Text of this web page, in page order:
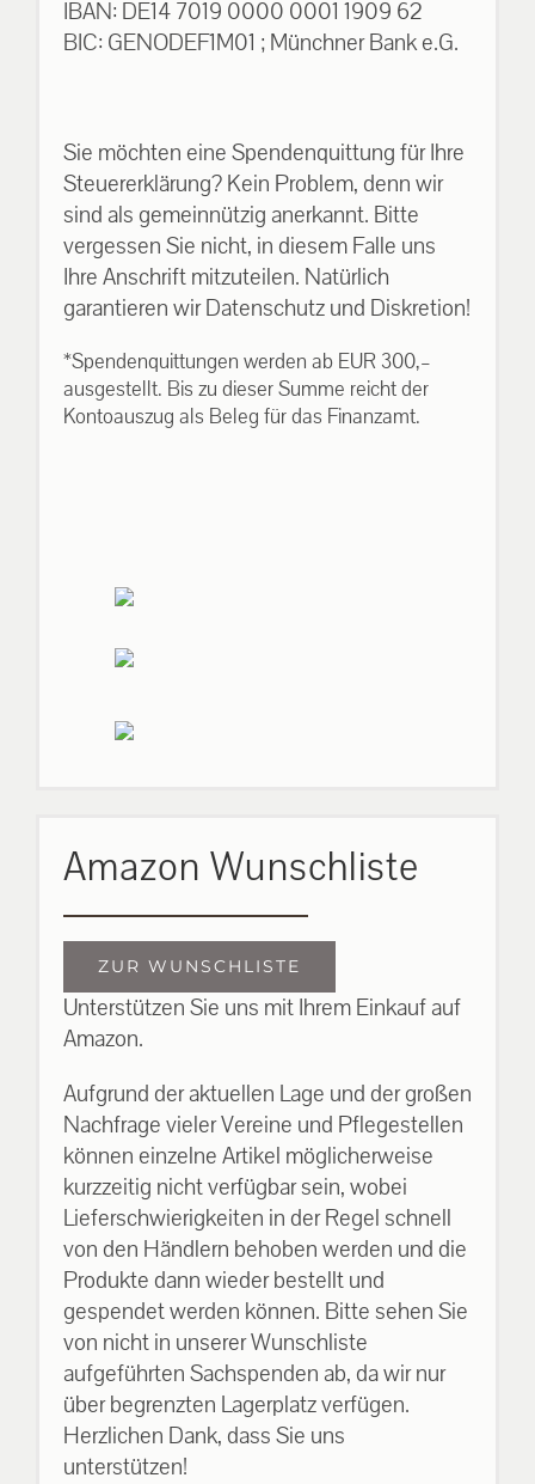
IBAN: DE14 7019 0000 0001 1909 62
BIC: GENODEF1M01 ; Münchner Bank e.G.
Sie möchten eine Spendenquittung für Ihre
Steuererklärung? Kein Problem, denn wir
sind als gemeinnützig anerkannt. Bitte
vergessen Sie nicht, in diesem Falle uns
Ihre Anschrift mitzuteilen. Natürlich
garantieren wir Datenschutz und Diskretion!
*Spendenquittungen werden ab EUR 300,–
ausgestellt. Bis zu dieser Summe reicht der
Kontoauszug als Beleg für das Finanzamt.
Amazon Wunschliste
ZUR WUNSCHLISTE
Unterstützen Sie uns mit Ihrem Einkauf auf
Amazon.
Aufgrund der aktuellen Lage und der großen
Nachfrage vieler Vereine und Pflegestellen
können einzelne Artikel möglicherweise
kurzzeitig nicht verfügbar sein, wobei
Lieferschwierigkeiten in der Regel schnell
von den Händlern behoben werden und die
Produkte dann wieder bestellt und
gespendet werden können. Bitte sehen Sie
von nicht in unserer Wunschliste
aufgeführten Sachspenden ab, da wir nur
über begrenzten Lagerplatz verfügen.
Herzlichen Dank, dass Sie uns
unterstützen!